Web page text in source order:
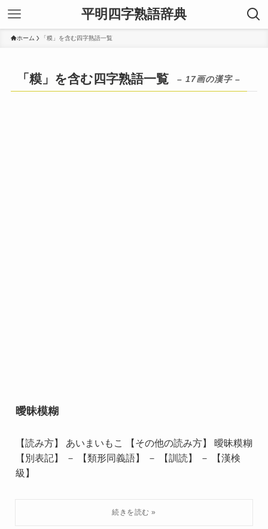
平明四字熟語辞典
ホーム 「糢」を含む四字熟語一覧
「糢」を含む四字熟語一覧 – 17画の漢字 –
曖昧模糊
【読み方】 あいまいもこ 【その他の読み方】 曖昧糢糊
【別表記】 － 【類形同義語】 － 【訓読】 － 【漢検
級】